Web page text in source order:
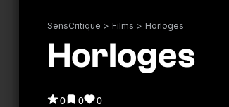
SensCritique > Films > Horloges
Horloges
0 0 0